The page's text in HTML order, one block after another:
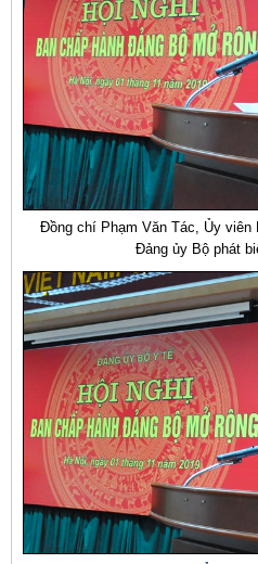
Đồng chí Phạm Văn Tác, Ủy
Đảng ủy Bộ phát